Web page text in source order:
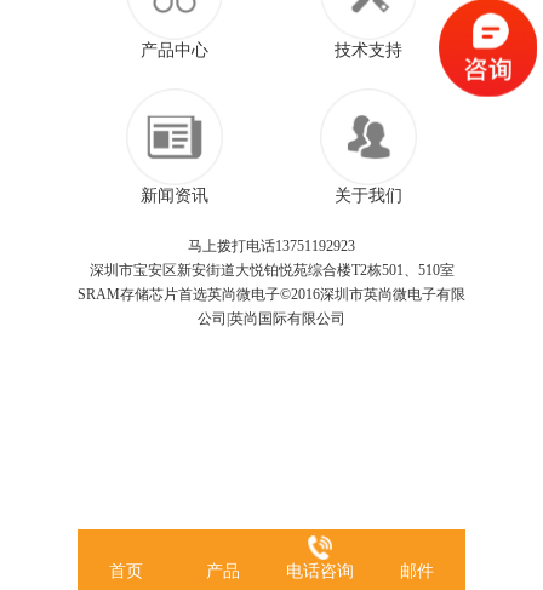
产品中心 技术支持
新闻资讯 关于我们
马上拨打电话13751192923
深圳市宝安区新安街道大悦铂悦苑综合楼T2栋501、510室
SRAM存储芯片首选英尚微电子©2016深圳市英尚微电子有限
公司|英尚国际有限公司
首页 产品 电话咨询 邮件